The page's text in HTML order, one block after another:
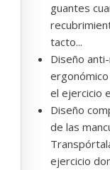
guantes
tacto...
Diseño
el ejercicio
Diseño
de las
ejercicio